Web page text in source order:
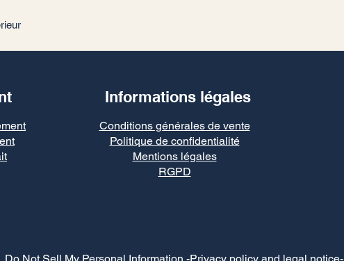
Informations légales
Conditions générales de vente
Politique de confidentialité
Mentions légales
RGPD